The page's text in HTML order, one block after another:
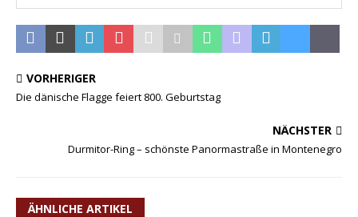
VORHERIGER
Die dänische Flagge feiert 800. Geburtstag
NÄCHSTER
Durmitor-Ring – schönste Panormastraße in Montenegro
ÄHNLICHE ARTIKEL